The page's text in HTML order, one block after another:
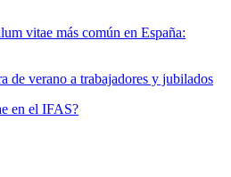
vitae más común en España:
de verano a trabajadores y jubilados
en el IFAS?